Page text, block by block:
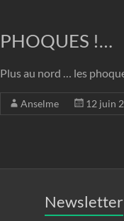
PHOQUES !…
Plus au nord … les
Anselme 12 juin
Newsletter